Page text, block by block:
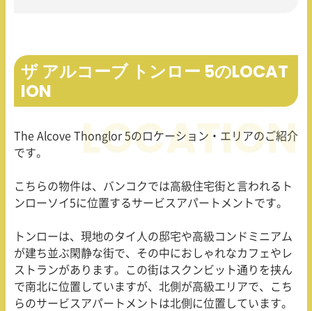
ザ アルコーブ トンロー 5のLOCAT
ION
The Alcove Thonglor 5のロケーション・エリアのご紹介
です。
こちらの物件は、バンコクでは高級住宅街と言われるト
ンローソイ5に位置するサービスアパートメントです。
トンローは、現地のタイ人の邸宅や高級コンドミニアム
が建ち並ぶ閑静な街で、その中におしゃれなカフェやレ
ストランがあります。この街はスクンビット通りを挟ん
で南北に位置していますが、北側が高級エリアで、こち
らのサービスアパートメントは北側に位置しています。